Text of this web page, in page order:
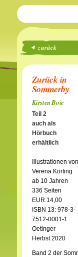
zurück
Zurück in
Sommerby
Kirsten Boie
Teil 2
auch als
Hörbuch
erhältlich
Illustrationen von
Verena Körting
ab 10 Jahren
336 Seiten
EUR 14,00
ISBN 13: 978-3-
7512-0001-1
Oetinger
Herbst 2020
Band 2 der